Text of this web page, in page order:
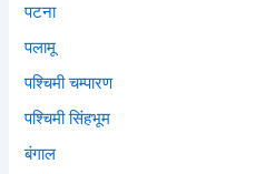
पटना
पलामू
पश्चिमी चम्पारण
पश्चिमी सिंहभूम
बंगाल